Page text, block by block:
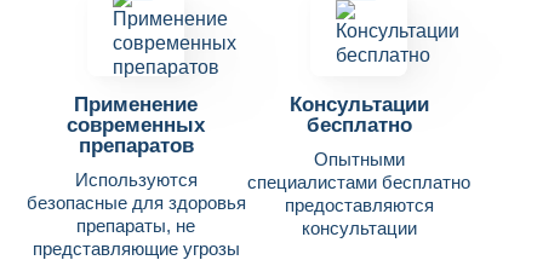
Применение
современных
препаратов
Используются
безопасные для здоровья
препараты, не
представляющие угрозы
Консультации
бесплатно
Опытными
специалистами бесплатно
предоставляются
консультации